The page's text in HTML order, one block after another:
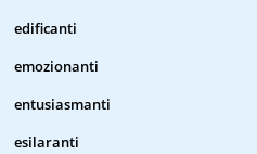
edificanti
emozionanti
entusiasmanti
esilaranti